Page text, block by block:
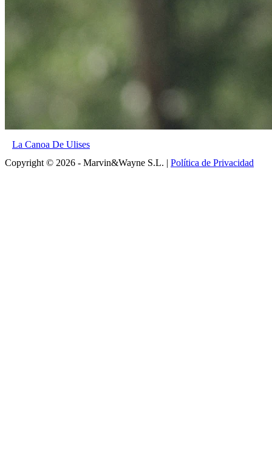
La Canoa De Ulises
Copyright © 2026 - Marvin&Wayne S.L. | Política de Privacidad